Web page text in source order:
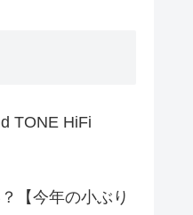
TONE HiFi
【今年の小ぶり